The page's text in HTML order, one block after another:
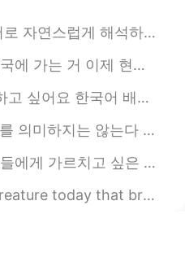
2020.08.13 22:07
만 요즘 스트레스 많은데 수정할 때 재밌어요 ㅋㅋㅋ 그래서 영어에 대한 질문이나 수...
금은 완전 고민 중이예요 😅 그리고 한국어 실력이 좀 괜찮지만 실제로 한국어로...
반말 쓰죠 당연히 처음 만난 사람과 안쓰죠) 존댓말 실력은 정말 최악이다 ㅜㅜ ...
한 실수는 “yes” 라고 하고 싶을 때 그냥 “sure” 라고 하는 거에요. 아마...
관한이에요 한국사람들이 이런 말할 때 “나랑 놀자”라고 말하고 싶죠? 근데...
run. She gave me some motivation with some ...